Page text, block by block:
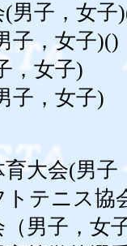
男子，女子
子，女子)()
，女子)
子，女子)
大会(男子
テニス協
男子，女